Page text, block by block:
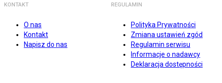
KONTAKT
O nas
Kontakt
Napisz do nas
REGULAMIN
Polityka Prywatności
Zmiana ustawień zgód
Regulamin serwisu
Informacje o nadawcy
Deklaracja dostępności